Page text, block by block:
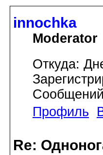
innochka
Moderator
Откуда:
Профиль
Re: